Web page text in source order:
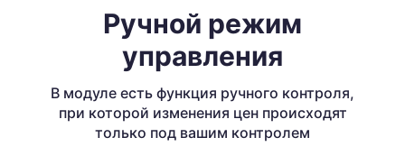
Ручной режим
управления
В модуле есть функция ручного контроля,
при которой изменения цен происходят
только под вашим контролем